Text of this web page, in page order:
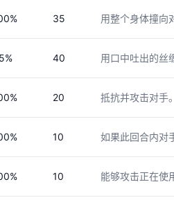
35 用整个身体撞向
40 用口中吐出的丝
20 抵抗并攻击对手
10 如果此回合内对
10 能够攻击正在使